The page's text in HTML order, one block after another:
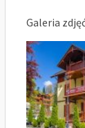
Galeria